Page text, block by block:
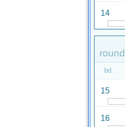
14
round
bd.
15
16